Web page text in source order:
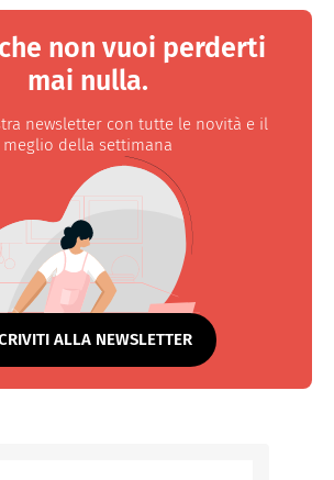
non vuoi perderti
mai nulla.
newsletter con tutte le novità e il
meglio della settimana
ALLA NEWSLETTER